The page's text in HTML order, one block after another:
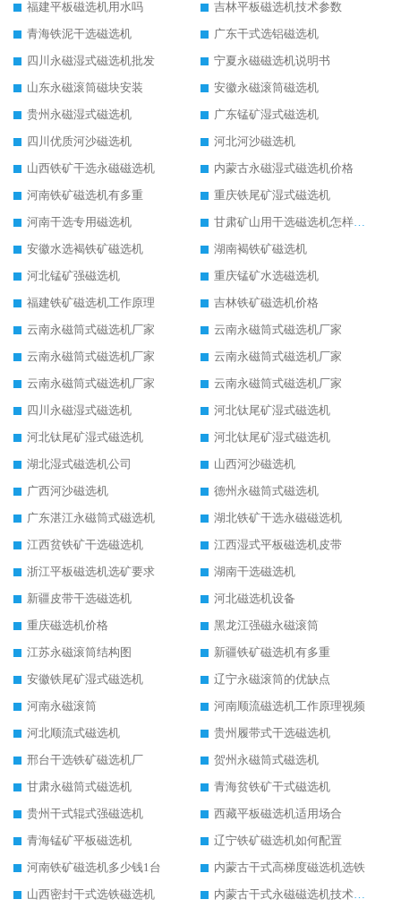
福建平板磁选机用水吗
吉林平板磁选机技术参数
青海铁泥干选磁选机
广东干式选铝磁选机
四川永磁湿式磁选机批发
宁夏永磁磁选机说明书
山东永磁滚筒磁块安装
安徽永磁滚筒磁选机
贵州永磁湿式磁选机
广东锰矿湿式磁选机
四川优质河沙磁选机
河北河沙磁选机
山西铁矿干选永磁磁选机
内蒙古永磁湿式磁选机价格
河南铁矿磁选机有多重
重庆铁尾矿湿式磁选机
河南干选专用磁选机
甘肃矿山用干选磁选机怎样调磁
安徽水选褐铁矿磁选机
湖南褐铁矿磁选机
河北锰矿强磁选机
重庆锰矿水选磁选机
福建铁矿磁选机工作原理
吉林铁矿磁选机价格
云南永磁筒式磁选机厂家
云南永磁筒式磁选机厂家
云南永磁筒式磁选机厂家
云南永磁筒式磁选机厂家
云南永磁筒式磁选机厂家
云南永磁筒式磁选机厂家
四川永磁湿式磁选机
河北钛尾矿湿式磁选机
河北钛尾矿湿式磁选机
河北钛尾矿湿式磁选机
湖北湿式磁选机公司
山西河沙磁选机
广西河沙磁选机
德州永磁筒式磁选机
广东湛江永磁筒式磁选机
湖北铁矿干选永磁磁选机
江西贫铁矿干选磁选机
江西湿式平板磁选机皮带
浙江平板磁选机选矿要求
湖南干选磁选机
新疆皮带干选磁选机
河北磁选机设备
重庆磁选机价格
黑龙江强磁永磁滚筒
江苏永磁滚筒结构图
新疆铁矿磁选机有多重
安徽铁尾矿湿式磁选机
辽宁永磁滚筒的优缺点
河南永磁滚筒
河南顺流磁选机工作原理视频
河北顺流式磁选机
贵州履带式干选磁选机
邢台干选铁矿磁选机厂
贺州永磁筒式磁选机
甘肃永磁筒式磁选机
青海贫铁矿干式磁选机
贵州干式辊式强磁选机
西藏平板磁选机适用场合
青海锰矿平板磁选机
辽宁铁矿磁选机如何配置
河南铁矿磁选机多少钱1台
内蒙古干式高梯度磁选机选铁
山西密封干式选铁磁选机
内蒙古干式永磁磁选机技术要求